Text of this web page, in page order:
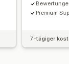
Premium
7-tägiger